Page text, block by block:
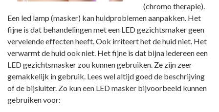
(chromo therapie).
Een led lamp (masker) kan huidproblemen aanpakken. Het
fijne is dat behandelingen met een LED gezichtsmaker geen
vervelende effecten heeft. Ook irriteert het de huid niet. Het
verwarmt de huid ook niet. Het fijne is dat bijna iedereen een
LED gezichtsmasker zou kunnen gebruiken. Ze zijn zeer
gemakkelijk in gebruik. Lees wel altijd goed de beschrijving
of de bijsluiter. Zo kun een LED masker bijvoorbeeld kunnen
gebruiken voor: